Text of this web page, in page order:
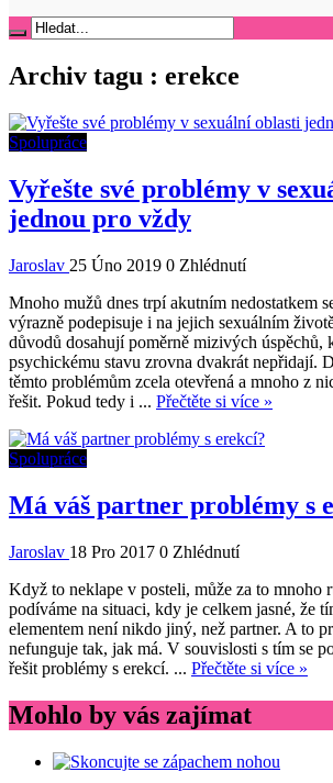
Archiv tagu : erekce
Spolupráce
Vyřešte své problémy v
jednou pro vždy
Jaroslav 25 Úno 2019 0 Zhlédnutí
Mnoho mužů dnes trpí akutním nedostatkem
výrazně podepisuje i na jejich sexuálním
důvodů dosahují poměrně mizivých úspěchů,
psychickému stavu zrovna dvakrát nepřidají.
těmto problémům zcela otevřená a mnoho z
řešit. Pokud tedy i ... Přečtěte si více »
Spolupráce
Má váš partner problémy s
Jaroslav 18 Pro 2017 0 Zhlédnutí
Když to neklape v posteli, může za to mnoho
podíváme na situaci, kdy je celkem jasné, že
elementem není nikdo jiný, než partner. A to
nefunguje tak, jak má. V souvislosti s tím se
řešit problémy s erekcí. ... Přečtěte si více »
Mohlo by vás zajímat